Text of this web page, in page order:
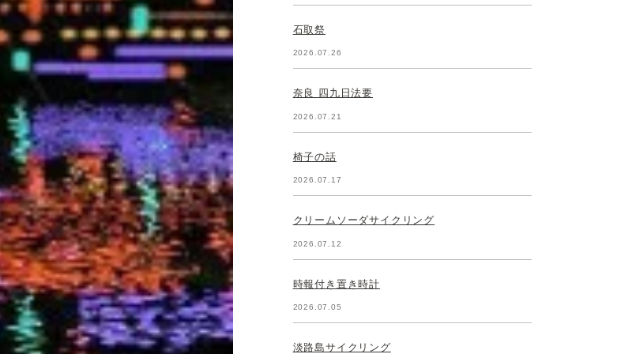
石取祭
2026.07.26
奈良 四九日法要
2026.07.21
椅子の話
2026.07.17
クリームソーダサイクリング
2026.07.12
時報付き置き時計
2026.07.05
淡路島サイクリング